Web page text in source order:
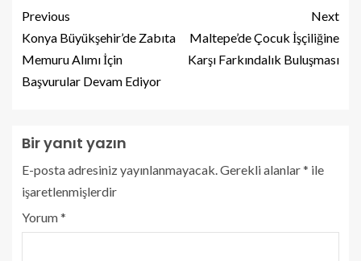
Previous
Konya Büyükşehir’de Zabıta
Memuru Alımı İçin
Başvurular Devam Ediyor
Next
Maltepe’de Çocuk İşçiliğine
Karşı Farkındalık Buluşması
Bir yanıt yazın
E-posta adresiniz yayınlanmayacak. Gerekli alanlar* ile
işaretlenmişlerdir
Yorum*